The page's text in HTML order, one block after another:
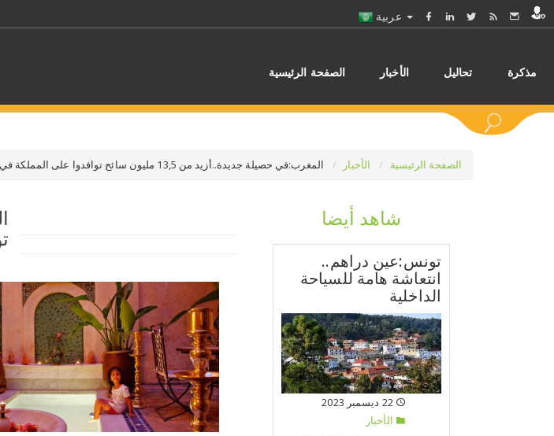
الصفحة الرئيسية الأخبار تحاليل مذكرة
الصفحة الرئيسية الأخبار المغرب:في حصيلة جديدة..أزيد من 13,5 مليون سائح توافدوا على المملكة في 2023
شاهد أيضا
تونس:عين دراهم..
انتعاشة هامة للسياحة
الداخلية
الأخبار